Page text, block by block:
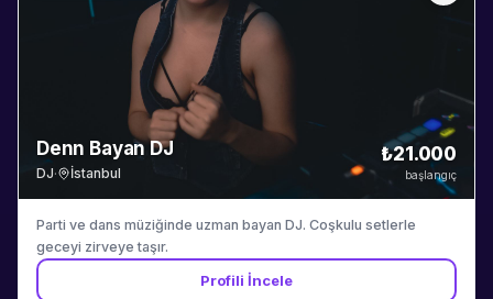
Denn Bayan DJ
DJ· İstanbul
₺21.000
başlangıç
Parti ve dans müziğinde uzman bayan DJ. Coşkulu setlerle
geceyi zirveye taşır.
Profili İncele